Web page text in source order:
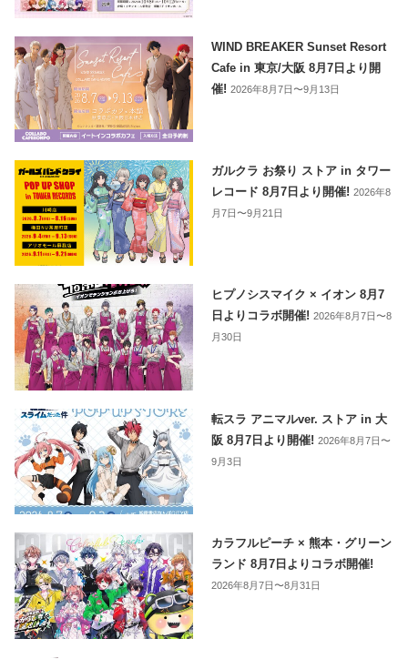
WIND BREAKER Sunset Resort
Cafe in 東京/大阪 8月7日より開
催!2026年8月7日〜9月13日
ガルクラ お祭り ストア in タワー
レコード 8月7日より開催!2026年8
月7日〜9月21日
ヒプノシスマイク × イオン 8月7
日よりコラボ開催!2026年8月7日〜8
月30日
転スラ アニマルver. ストア in 大
阪 8月7日より開催!2026年8月7日〜
9月3日
カラフルピーチ × 熊本・グリーン
ランド 8月7日よりコラボ開催!
2026年8月7日〜8月31日